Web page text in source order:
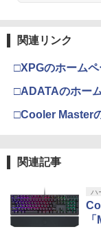
4
5
4
関連リンク
□XPGのホームペ
□ADATAのホー
□Cooler Master
関連記事
ハ